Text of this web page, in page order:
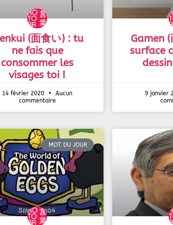
(面食い) : tu
ne fais que
consommer les
visages toi !
14 février 2020
Aucun
commentaire
Gamen
surface
9 janvier
MOT DU JOUR